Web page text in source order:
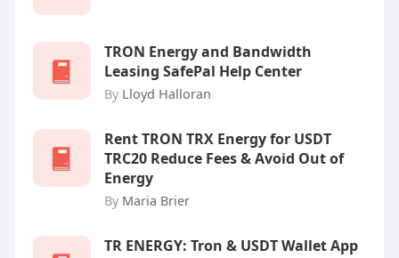
TRON Energy and Bandwidth
Leasing SafePal Help Center
By Lloyd Halloran
Rent TRON TRX Energy for USDT
TRC20 Reduce Fees & Avoid Out of
Energy
By Maria Brier
‎TR ENERGY: Tron & USDT Wallet App